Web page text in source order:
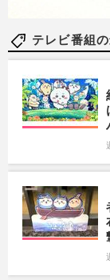
テレビ番組